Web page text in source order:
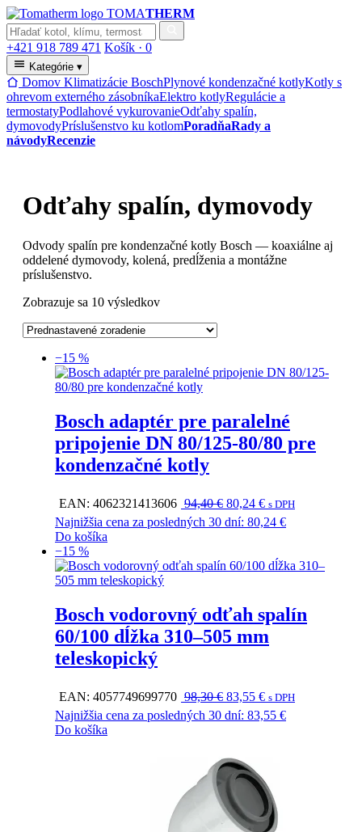
TOMATHERM
+421 918 789 471 Košík · 0
Kategórie ▾
Domov Klimatizácie BoschPlynové kondenzačné kotlyKotly s
ohrevom externého zásobníkaElektro kotlyRegulácie a
termostatyPodlahové vykurovanieOdťahy spalín,
dymovodyPríslušenstvo ku kotlomPoradňaRady a
návodyRecenzie
Odťahy spalín, dymovody
Odvody spalín pre kondenzačné kotly Bosch — koaxiálne aj
oddelené dymovody, kolená, predĺženia a montážne
príslušenstvo.
Zobrazuje sa 10 výsledkov
−15 %
Bosch adaptér pre paralelné
pripojenie DN 80/125-80/80 pre
kondenzačné kotly
EAN: 4062321413606 94,40€ Pôvodná
cena
bola:
80,24 €Aktuálna
cena
je:
s DPH
Najnižšia cena za posledných 30 dní: 80,24 €
Do košíka
−15 %
Bosch vodorovný odťah spalín
60/100 dĺžka 310–505 mm
teleskopický
EAN: 4057749699770 98,30€ Pôvodná
cena
bola:
83,55 €Aktuálna
cena
je:
s DPH
Najnižšia cena za posledných 30 dní: 83,55 €
Do košíka